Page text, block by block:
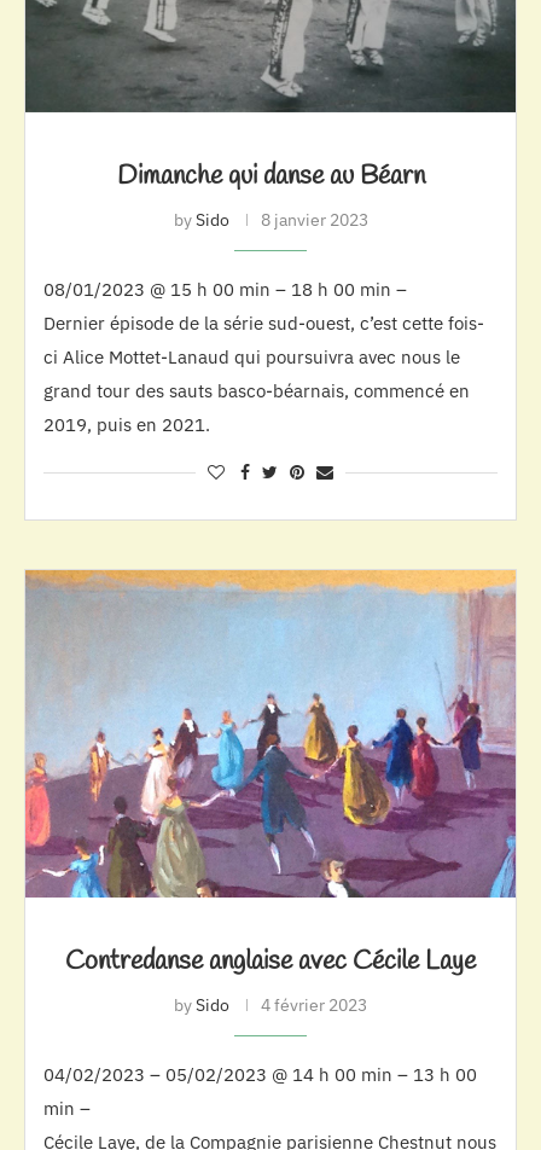
Dimanche qui danse au Béarn
bySido 8 janvier 2023
08/01/2023 @ 15 h 00 min – 18 h 00 min –
Dernier épisode de la série sud-ouest, c’est cette fois-
ci Alice Mottet-Lanaud qui poursuivra avec nous le
grand tour des sauts basco-béarnais, commencé en
2019, puis en 2021.
Contredanse anglaise avec Cécile Laye
bySido 4 février 2023
04/02/2023 – 05/02/2023 @ 14 h 00 min – 13 h 00
min –
Cécile Laye, de la Compagnie parisienne Chestnut nous